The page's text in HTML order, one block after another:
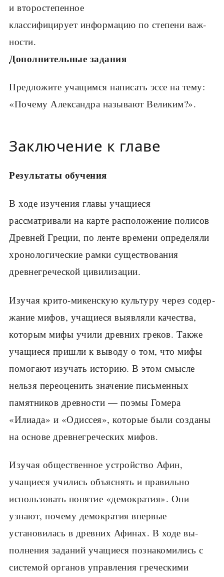
и второстепенное
классифицирует информацию по степени важ­
ности.
Дополнительные задания
Предложите учащимся написать эссе на тему:
«По­чему Александра называют Великим?».
Заключение к главе
Результаты обучения
В ходе изучения главы учащиеся
рассматривали на карте расположение полисов
Древней Греции, по ленте времени определяли
хронологические рам­ки существования
древнегреческой цивилизации.
Изучая крито-микенскую культуру через содер­
жание мифов, учащиеся выявляли качества,
кото­рым мифы учили древних греков. Также
учащиеся пришли к выводу о том, что мифы
помогают изучать историю. В этом смысле
нельзя переоценить значе­ние письменных
памятников древности — поэмы Го­мера
«Илиада» и «Одиссея», которые были созданы
на основе древнегреческих мифов.
Изучая общественное устройство Афин,
учащиеся учились объяснять и правильно
использовать поня­тие «демократия». Они
узнают, почему демократия впервые
установилась в древних Афинах. В ходе вы­
полнения заданий учащиеся познакомились с
систе­мой органов управления греческими